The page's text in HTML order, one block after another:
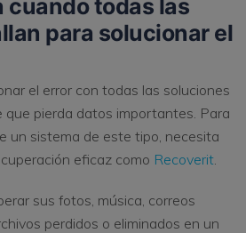
cuando todas las
para solucionar el
el error con todas las soluciones
que pierda datos importantes. Para
un sistema de este tipo, necesita
eficaz como Recoverit
sus fotos, música, correos
perdidos o eliminados en un